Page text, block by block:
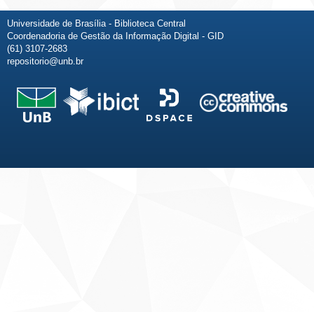
Universidade de Brasília - Biblioteca Central
Coordenadoria de Gestão da Informação Digital - GID
(61) 3107-2683
repositorio@unb.br